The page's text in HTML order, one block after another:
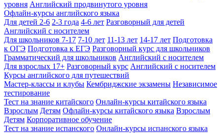
уровня Английский продвинутого уровня
Офлайн-курсы английского языка
Для детей 2-6 2-3 года 4-6 лет Разговорный для детей
Английский с носителем
Для школьников 7-17 7-10 лет 11-13 лет 14-17 лет Подготовка
к ОГЭ Подготовка к ЕГЭ Разговорный курс для школьников
Грамматический для школьников Английский с носителем
Для взрослых 17+ Разговорный курс Английский с носителем
Курсы английского для путешествий
Мастер-классы и клубы Кембриджские экзамены Независимое
тестирование
Тест на знание китайского Онлайн-курсы китайского языка
Взрослым Детям Офлайн-курсы китайского языка Взрослым
Детям Корпоративное обучение
Тест на знание испанского Онлайн-курсы испанского языка